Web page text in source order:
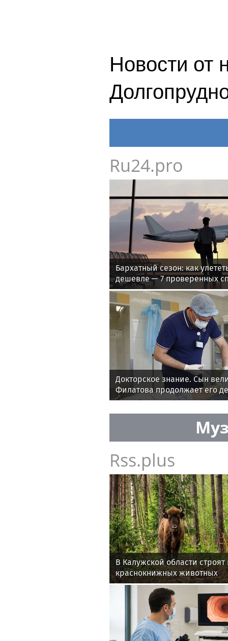
Новости от
Ru24.pro
Бархатный сезон: как
дешевле — 7 проверенных
Докторское знание. Сын
Филатова продолжает его
Rss.plus
В Калужской области
краснокнижных животных